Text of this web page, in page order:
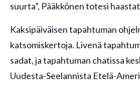
suurta”, Pääkkönen totesi
Kaksipäiväisen tapahtuman
katsomiskertoja. Livenä
sadat, ja tapahtuman chatissa
Uudesta-Seelannista Etelä-